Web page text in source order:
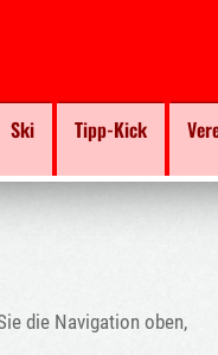
Ski Tipp-Kick
die Navigation oben,